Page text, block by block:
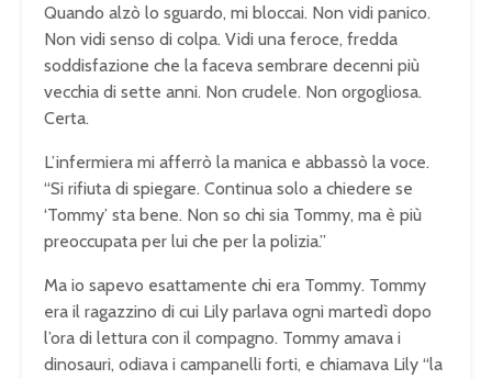
Quando alzò lo sguardo, mi bloccai. Non vidi panico.
Non vidi senso di colpa. Vidi una feroce, fredda
soddisfazione che la faceva sembrare decenni più
vecchia di sette anni. Non crudele. Non orgogliosa.
Certa.
L’infermiera mi afferrò la manica e abbassò la voce.
“Si rifiuta di spiegare. Continua solo a chiedere se
‘Tommy’ sta bene. Non so chi sia Tommy, ma è più
preoccupata per lui che per la polizia.”
Ma io sapevo esattamente chi era Tommy. Tommy
era il ragazzino di cui Lily parlava ogni martedì dopo
l’ora di lettura con il compagno. Tommy amava i
dinosauri, odiava i campanelli forti, e chiamava Lily “la